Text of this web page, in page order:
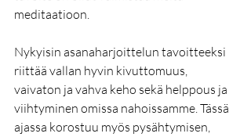
meditaatioon.
Nykyisin asanaharjoittelun tavoitteeksi
riittää vallan hyvin kivuttomuus,
vaivaton ja vahva keho sekä helppous ja
viihtyminen omissa nahoissamme. Tässä
ajassa korostuu myös pysähtymisen,